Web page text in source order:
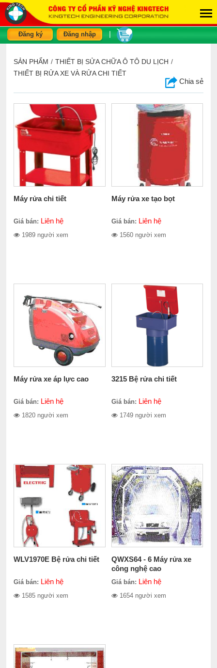
Đăng ký Đăng nhập
SẢN PHẨM / THIẾT BỊ SỬA CHỮA Ô TÔ DU LỊCH /
THIẾT BỊ RỬA XE VÀ RỬA CHI TIẾT
Chia sẻ
Máy rửa chi tiết
Giá bán: Liên hệ
1989 người xem
Máy rửa xe tạo bọt
Giá bán: Liên hệ
1560 người xem
Máy rửa xe áp lực cao
Giá bán: Liên hệ
1820 người xem
3215 Bệ rửa chi tiết
Giá bán: Liên hệ
1749 người xem
WLV1970E Bệ rửa chi tiết
Giá bán: Liên hệ
1585 người xem
QWXS64 - 6 Máy rửa xe
công nghệ cao
Giá bán: Liên hệ
1654 người xem